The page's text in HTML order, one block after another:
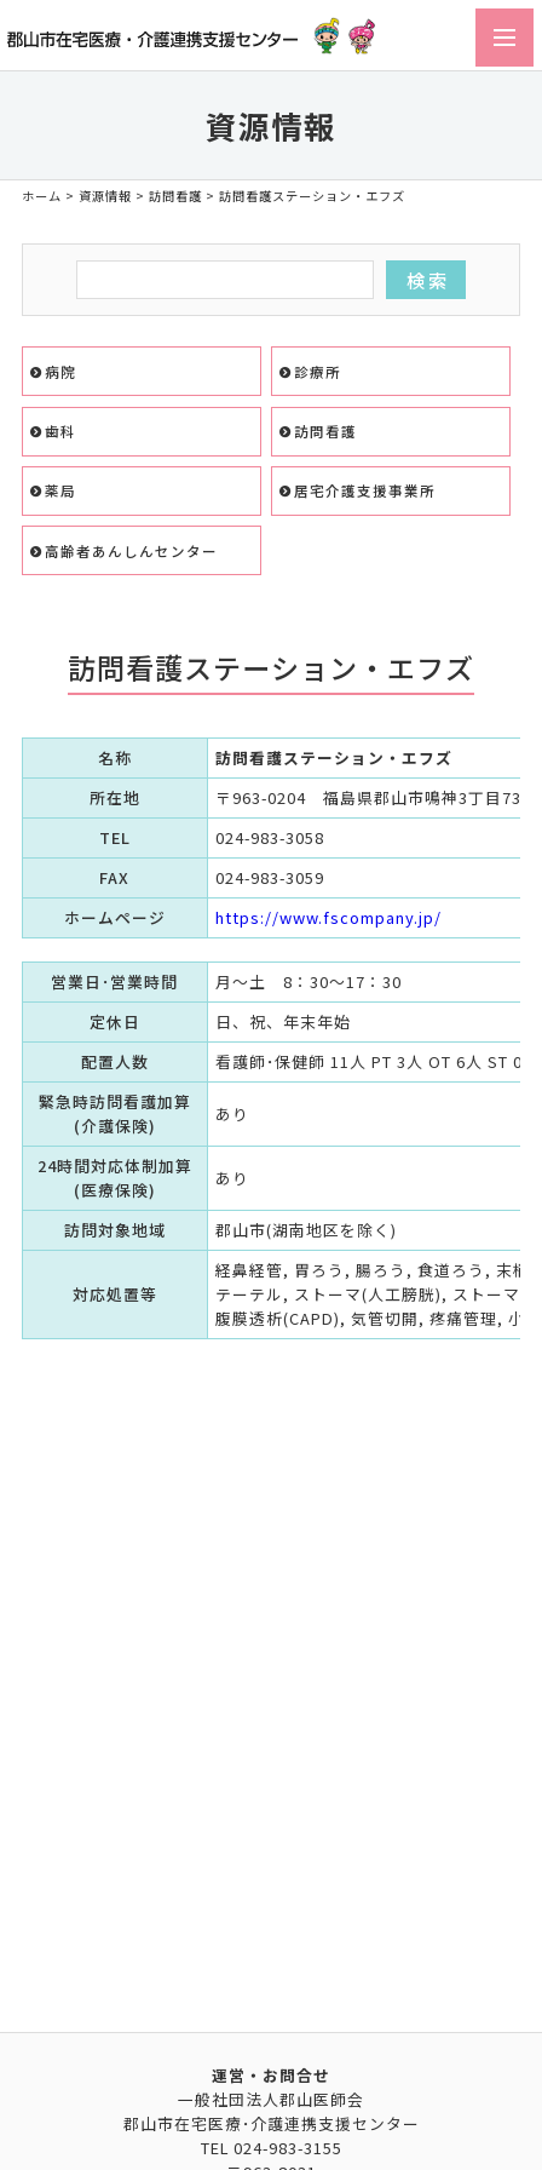
資源情報
ホーム > 資源情報 > 訪問看護> 訪問看護ステーション・エフズ
病院 診療所
歯科 訪問看護
薬局 居宅介護支援事業所
高齢者あんしんセンター
訪問看護ステーション・エフズ
名称
訪問看護ステーション・エフズ
所在地
〒963-0204 福島県郡山市鳴神3丁目73番
TEL
024-983-3058
FAX
024-983-3059
ホームページ
https://www.fscompany.jp/
営業日･営業時間
月～土 8：30～17：30
定休日
日、祝、年末年始
配置人数
看護師･保健師 11人 PT 3人 OT 6人 ST 0人
緊急時訪問看護加算
(介護保険)
あり
24時間対応体制加算
(医療保険)
あり
訪問対象地域 郡山市(湖南地区を除く)
対応処置等
経鼻経管, 胃ろう, 腸ろう, 食道ろう, 末梢
テーテル, ストーマ(人工膀胱), ストーマ(
腹膜透析(CAPD), 気管切開, 疼痛管理, 小児
運営・お問合せ
一般社団法人郡山医師会
郡山市在宅医療･介護連携支援センター
TEL 024-983-3155